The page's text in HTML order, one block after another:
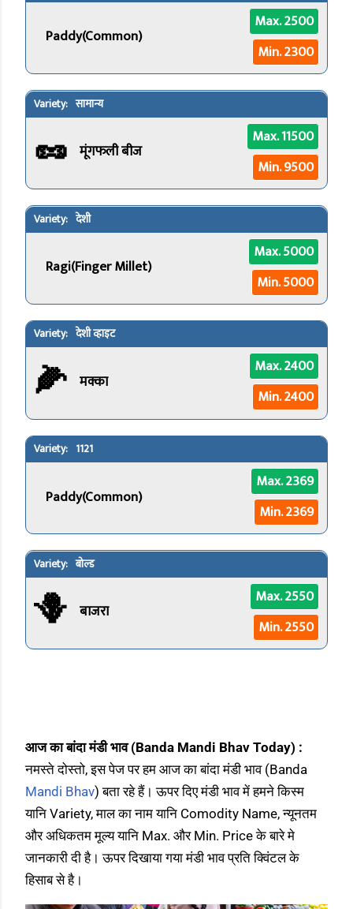
Paddy(Common)
Max. 2500
Min. 2300
सामान्य
🥜 मूंगफली बीज
Max. 11500
Min. 9500
देशी
Ragi(Finger Millet)
Max. 5000
Min. 5000
देशी व्हाइट
🌽 मक्का
Max. 2400
Min. 2400
1121
Paddy(Common)
Max. 2369
Min. 2369
बोल्ड
🪻 बाजरा
Max. 2550
Min. 2550
आज का बांदा मंडी भाव (Banda Mandi Bhav Today) :
नमस्ते दोस्तो, इस पेज पर हम आज का बांदा मंडी भाव (Banda
Mandi Bhav) बता रहे हैं। ऊपर दिए मंडी भाव में हमने किस्म
यानि Variety, माल का नाम यानि Comodity Name, न्यूनतम
और अधिकतम मूल्य यानि Max. और Min. Price के बारे मे
जानकारी दी है। ऊपर दिखाया गया मंडी भाव प्रति क्विंटल के
हिसाब से है।